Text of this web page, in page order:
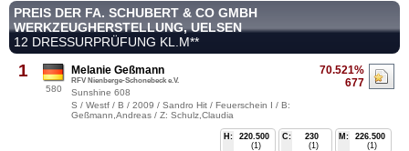
PREIS DER FA. SCHUBERT & CO GMBH
WERKZEUGHERSTELLUNG, UELSEN
12 DRESSURPRÜFUNG KL.M**
1
580
70.521%
677
Melanie Geßmann
RFV Nienberge-Schonebeck e.V.
Sunshine 608
S / Westf / B / 2009 / Sandro Hit / Feuerschein I / B:
Geßmann,Andreas / Z: Schulz,Claudia
M:
226.500
(1)
C:
230
(1)
H:
220.500
(1)